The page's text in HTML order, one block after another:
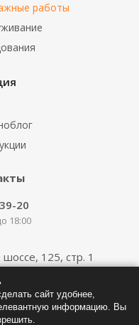
работы
20
18:00
125, стр. 1
сайт удобнее,
информацию. Вы